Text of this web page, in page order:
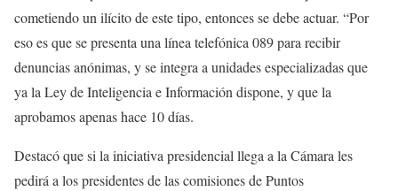
cometiendo un ilícito de este tipo, entonces se debe actuar. “Por
eso es que se presenta una línea telefónica 089 para recibir
denuncias anónimas, y se integra a unidades especializadas que
ya la Ley de Inteligencia e Información dispone, y que la
aprobamos apenas hace 10 días.
Destacó que si la iniciativa presidencial llega a la Cámara les
pedirá a los presidentes de las comisiones de Puntos